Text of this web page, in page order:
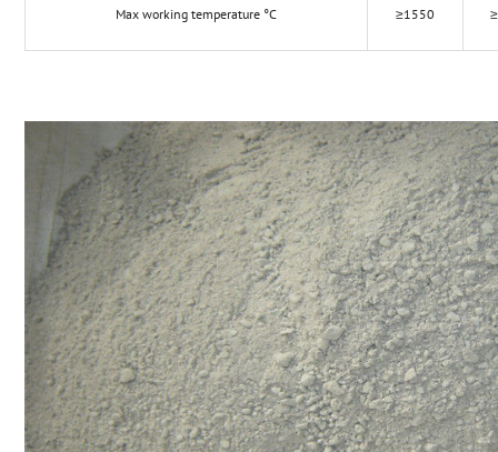
Max working temperature °C ≥1550